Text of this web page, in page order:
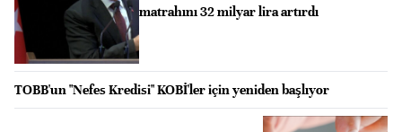
matrahını 32 milyar lira artırdı
TOBB'un "Nefes Kredisi" KOBİ'ler için yeniden başlıyor